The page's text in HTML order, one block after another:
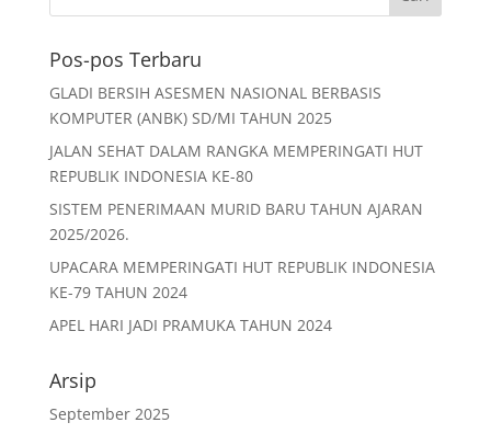
b
o
o
k
p
p
Pos-pos Terbaru
GLADI BERSIH ASESMEN NASIONAL BERBASIS
KOMPUTER (ANBK) SD/MI TAHUN 2025
JALAN SEHAT DALAM RANGKA MEMPERINGATI HUT
REPUBLIK INDONESIA KE-80
SISTEM PENERIMAAN MURID BARU TAHUN AJARAN
2025/2026.
UPACARA MEMPERINGATI HUT REPUBLIK INDONESIA
KE-79 TAHUN 2024
APEL HARI JADI PRAMUKA TAHUN 2024
Arsip
September 2025